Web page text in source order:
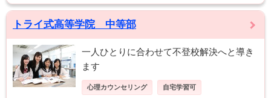
トライ式高等学院 中等部
一人ひとりに合わせて不登校解決へと導き
ます
心理カウンセリング 自宅学習可